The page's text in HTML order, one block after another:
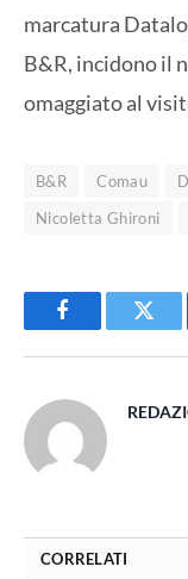
marcatura
B&R, incidono il
omaggiato al
B&R Comau
Nicoletta Ghironi
Facebook
CORRELATI